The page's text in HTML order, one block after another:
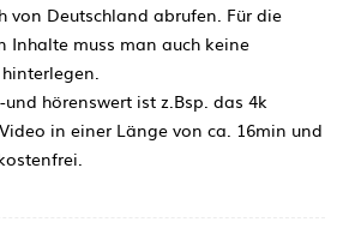
von Deutschland abrufen. Für die
Inhalte muss man auch keine
und hörenswert ist z.Bsp. das 4k
in einer Länge von ca. 16min und